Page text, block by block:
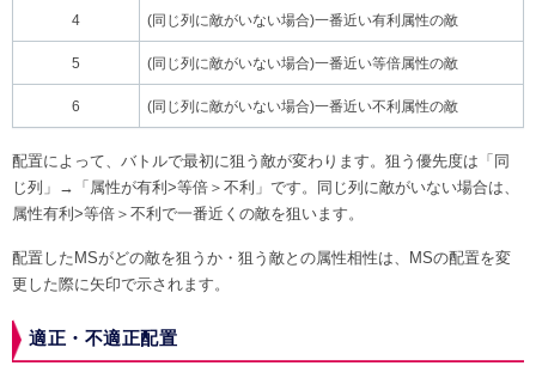
4 (同じ列に敵がいない場合)一番近い有利属性の敵
5 (同じ列に敵がいない場合)一番近い等倍属性の敵
6 (同じ列に敵がいない場合)一番近い不利属性の敵
配置によって、バトルで最初に狙う敵が変わります。狙う優先度は「同
じ列」→「属性が有利>等倍＞不利」です。同じ列に敵がいない場合は、
属性有利>等倍＞不利で一番近くの敵を狙います。
配置したMSがどの敵を狙うか・狙う敵との属性相性は、MSの配置を変
更した際に矢印で示されます。
適正・不適正配置